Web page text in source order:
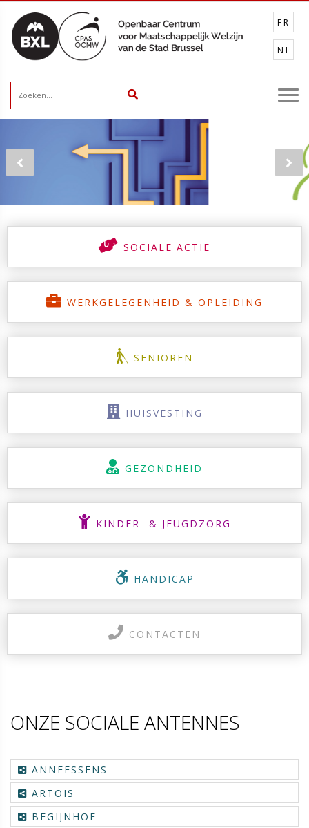
FR
NL
SOCIALE ACTIE
WERKGELEGENHEID & OPLEIDING
SENIOREN
HUISVESTING
GEZONDHEID
KINDER- & JEUGDZORG
HANDICAP
CONTACTEN
ONZE SOCIALE ANTENNES
ANNEESSENS
ARTOIS
BEGIJNHOF